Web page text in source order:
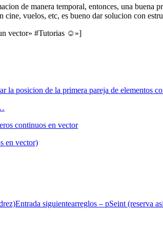
de manera temporal, entonces, una
cine, vuelos, etc, es bueno dar solucion con
vector» #Tutorias ☺»]
en vector)
Entrada siguientearreglos – pSeint (reserva